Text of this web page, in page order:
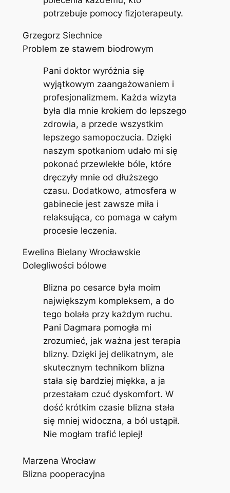
potrzebuje pomocy fizjoterapeuty.
Grzegorz Siechnice
Problem ze stawem biodrowym
Pani doktor wyróżnia się
wyjątkowym zaangażowaniem i
profesjonalizmem. Każda wizyta
była dla mnie krokiem do lepszego
zdrowia, a przede wszystkim
lepszego samopoczucia. Dzięki
naszym spotkaniom udało mi się
pokonać przewlekłe bóle, które
dręczyły mnie od dłuższego
czasu. Dodatkowo, atmosfera w
gabinecie jest zawsze miła i
relaksująca, co pomaga w całym
procesie leczenia.
Ewelina Bielany Wrocławskie
Dolegliwości bólowe
Blizna po cesarce była moim
największym kompleksem, a do
tego bolała przy każdym ruchu.
Pani Dagmara pomogła mi
zrozumieć, jak ważna jest terapia
blizny. Dzięki jej delikatnym, ale
skutecznym technikom blizna
stała się bardziej miękka, a ja
przestałam czuć dyskomfort. W
dość krótkim czasie blizna stała
się mniej widoczna, a ból ustąpił.
Nie mogłam trafić lepiej!
Marzena Wrocław
Blizna pooperacyjna